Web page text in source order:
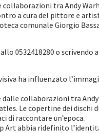
tra Andy
a cura del pittore e
comunale Giorgio
allo 0532418280 o scrivendo
ha influenzato
collaborazioni tra
Le copertine dei dischi
di raccontare un’epoca.
Art abbia ridefinito